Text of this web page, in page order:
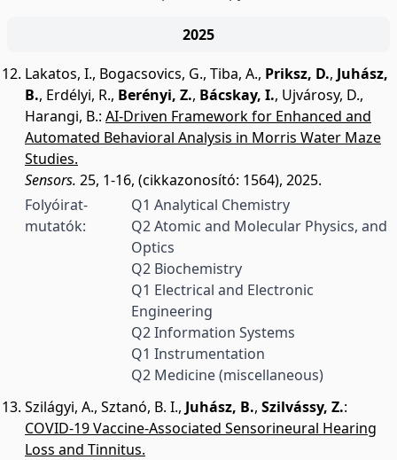
2025
Lakatos, I., Bogacsovics, G., Tiba, A., Priksz, D., Juhász,
B., Erdélyi, R., Berényi, Z., Bácskay, I., Ujvárosy, D.,
Harangi, B.: AI-Driven Framework for Enhanced and
Automated Behavioral Analysis in Morris Water Maze
Studies.
Sensors. 25, 1-16, (cikkazonosító: 1564), 2025.
Folyóirat-
mutatók:
Q1 Analytical Chemistry
Q2 Atomic and Molecular Physics, and
Optics
Q2 Biochemistry
Q1 Electrical and Electronic
Engineering
Q2 Information Systems
Q1 Instrumentation
Q2 Medicine (miscellaneous)
Szilágyi, A., Sztanó, B. I., Juhász, B., Szilvássy, Z.:
COVID-19 Vaccine-Associated Sensorineural Hearing
Loss and Tinnitus.